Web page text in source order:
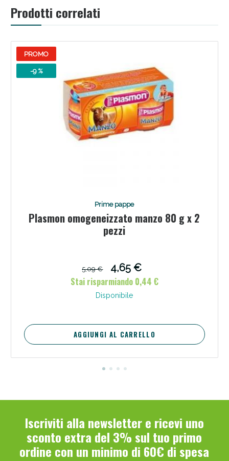
Prodotti correlati
PROMO
-9 %
Prime pappe
Plasmon omogeneizzato manzo 80 g x 2
pezzi
5,09 €
4,65 €
Stai risparmiando 0,44 €
Disponibile
AGGIUNGI AL CARRELLO
Iscriviti alla newsletter e ricevi uno
sconto extra del 3% sul tuo primo
ordine con un minimo di 60€ di spesa
Scopri le offerte di Oggi